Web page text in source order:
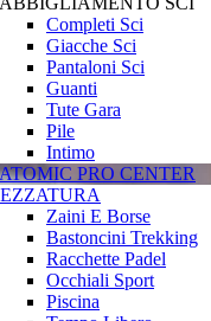
Completi Sci
Giacche Sci
Pantaloni Sci
Guanti
Tute Gara
Pile
Intimo
ATOMIC PRO CENTER
Zaini E Borse
Bastoncini Trekking
Racchette Padel
Occhiali Sport
Piscina